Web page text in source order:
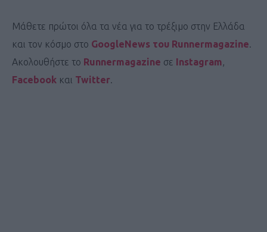
Μάθετε πρώτοι όλα τα νέα για το τρέξιμο στην Ελλάδα
και τον κόσμο στο GoogleNews του Runnermagazine.
Ακολουθήστε το Runnermagazine σε Instagram,
Facebook και Twitter.